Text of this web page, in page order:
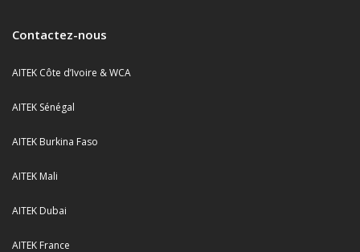
Contactez-nous
AITEK Côte d’Ivoire & WCA
AITEK Sénégal
AITEK Burkina Faso
AITEK Mali
AITEK Dubai
AITEK France